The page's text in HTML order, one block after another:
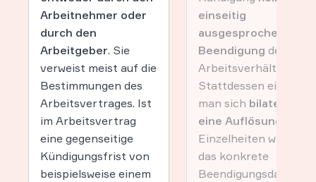
Arbeitnehmer oder
durch den
Arbeitgeber. Sie
verweist meist auf die
Bestimmungen des
Arbeitsvertrages. Ist
im Arbeitsvertrag
eine gegenseitige
Kündigungsfrist von
beispielsweise einem
einseitig
ausgesprochene
Beendigung des
Arbeitsverhältnisses.
Stattdessen einigt
man sich bilateral auf
eine Auflösung
Einzelheiten wie etwa
das konkrete
Beendigungsdatum,